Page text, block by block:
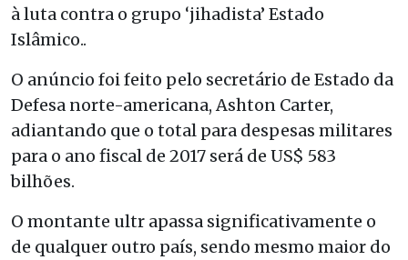
à luta contra o grupo ‘jihadista’ Estado
Islâmico..
O anúncio foi feito pelo secretário de Estado da
Defesa norte-americana, Ashton Carter,
adiantando que o total para despesas militares
para o ano fiscal de 2017 será de US$ 583
bilhões.
O montante ultr apassa significativamente o
de qualquer outro país, sendo mesmo maior do